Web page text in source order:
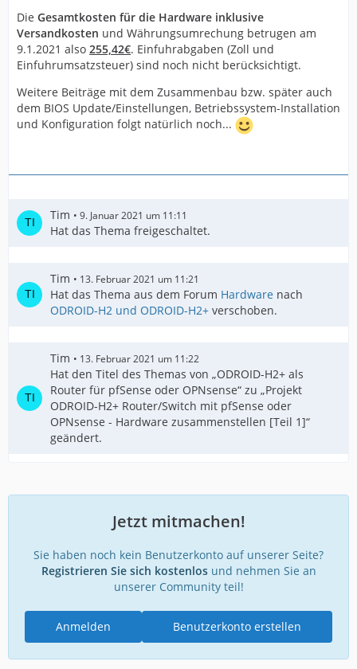
Die Gesamtkosten für die Hardware inklusive
Versandkosten und Währungsumrechung betrugen am
9.1.2021 also 255,42€. Einfuhrabgaben (Zoll und
Einfuhrumsatzsteuer) sind noch nicht berücksichtigt.
Weitere Beiträge mit dem Zusammenbau bzw. später auch
dem BIOS Update/Einstellungen, Betriebssystem-Installation
und Konfiguration folgt natürlich noch...
Tim 9. Januar 2021 um 11:11
Hat das Thema freigeschaltet.
Tim 13. Februar 2021 um 11:21
Hat das Thema aus dem Forum Hardware nach
ODROID-H2 und ODROID-H2+ verschoben.
Tim 13. Februar 2021 um 11:22
Hat den Titel des Themas von „ODROID-H2+ als
Router für pfSense oder OPNsense“ zu „Projekt
ODROID-H2+ Router/Switch mit pfSense oder
OPNsense - Hardware zusammenstellen [Teil 1]“
geändert.
Jetzt mitmachen!
Sie haben noch kein Benutzerkonto auf unserer Seite?
Registrieren Sie sich kostenlosund nehmen Sie an
unserer Community teil!
Benutzerkonto erstellen
Anmelden